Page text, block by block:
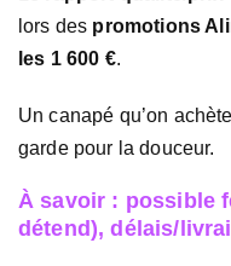
lors des promotions
les 1 600 €.
Un canapé qu’on
garde pour la douceur.
À savoir : possible
détend), délais/